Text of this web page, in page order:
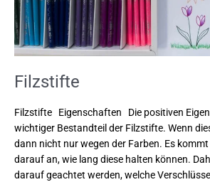
Filzstifte
Filzstifte Eigenschaften Die positiven
wichtiger Bestandteil der Filzstifte. Wenn
dann nicht nur wegen der Farben. Es
darauf an, wie lang diese halten können.
darauf geachtet werden, welche